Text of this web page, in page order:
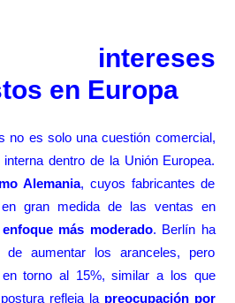
en Europa
no es solo una cuestión comercial,
dentro de la Unión Europea.
Alemania, cuyos fabricantes de
en gran medida de las ventas en
más moderado. Berlín ha
de aumentar los aranceles, pero
en torno al 15%, similar a los que
refleja la preocupación por